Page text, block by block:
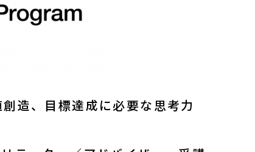
造、目標達成に必要な思考力